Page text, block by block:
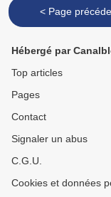
< Page
Hébergé par
Top articles
Pages
Contact
Signaler un abus
C.G.U.
Cookies et données